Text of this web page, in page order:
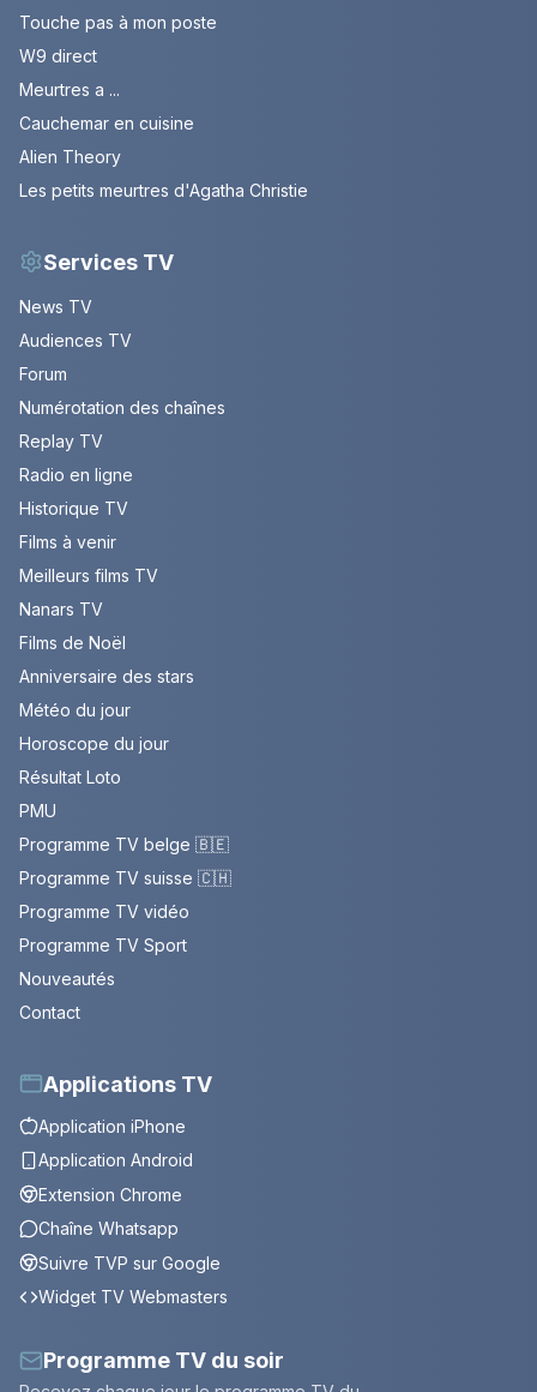
Touche pas à mon poste
W9 direct
Meurtres a ...
Cauchemar en cuisine
Alien Theory
Les petits meurtres d'Agatha Christie
Services TV
News TV
Audiences TV
Forum
Numérotation des chaînes
Replay TV
Radio en ligne
Historique TV
Films à venir
Meilleurs films TV
Nanars TV
Films de Noël
Anniversaire des stars
Météo du jour
Horoscope du jour
Résultat Loto
PMU
Programme TV belge 🇧🇪
Programme TV suisse 🇨🇭
Programme TV vidéo
Programme TV Sport
Nouveautés
Contact
Applications TV
Application iPhone
Application Android
Extension Chrome
Chaîne Whatsapp
Suivre TVP sur Google
Widget TV Webmasters
Programme TV du soir